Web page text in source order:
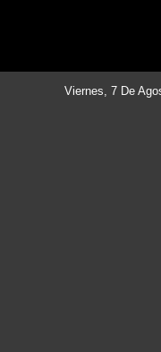
Viernes, 7 De